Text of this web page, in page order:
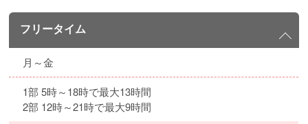
フリータイム
月～金
1部 5時～18時で最大13時間
2部 12時～21時で最大9時間